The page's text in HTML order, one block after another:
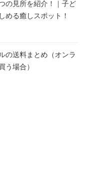
の見所を紹介！｜子ど
める癒しスポット！
の送料まとめ（オンラ
う場合）